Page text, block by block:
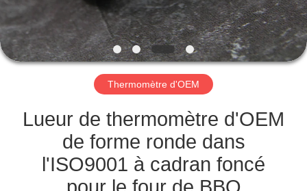
NOUS
VISITE
CONTRÔLE
Thermomètre d'OEM
Lueur de thermomètre d'OEM
de forme ronde dans
l'ISO9001 à cadran foncé
pour le four de BBQ